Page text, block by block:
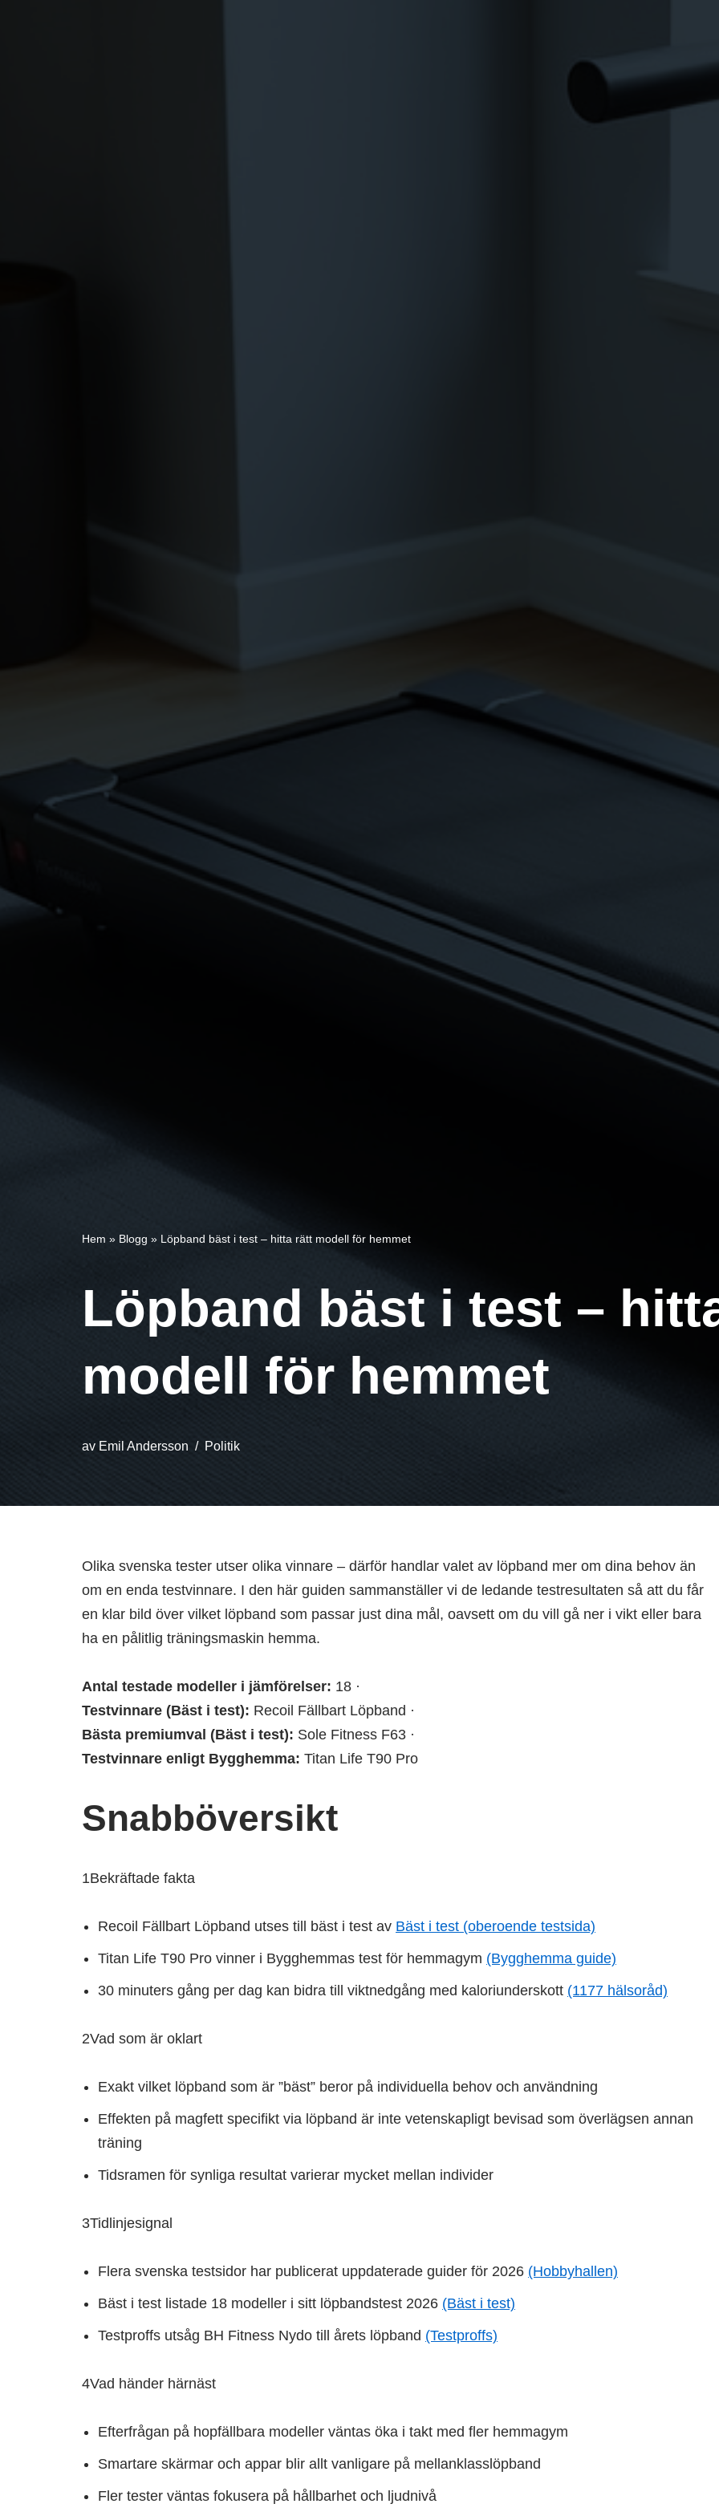
Hem » Blogg » Löpband bäst i test – hitta rätt modell för hemmet
Löpband bäst i test –
modell för hemmet
av Emil Andersson Politik
Olika svenska tester utser olika vinnare – därför handlar valet av löpband mer om dina behov än
om en enda testvinnare. I den här guiden sammanställer vi de ledande testresultaten så att du får
en klar bild över vilket löpband som passar just dina mål, oavsett om du vill gå ner i vikt eller bara
ha en pålitlig träningsmaskin hemma.
Antal testade modeller i jämförelser: 18 ·
Testvinnare (Bäst i test): Recoil Fällbart Löpband ·
Bästa premiumval (Bäst i test): Sole Fitness F63 ·
Testvinnare enligt Bygghemma: Titan Life T90 Pro
Snabböversikt
1Bekräftade fakta
Recoil Fällbart Löpband utses till bäst i test av Bäst i test (oberoende testsida)
Titan Life T90 Pro vinner i Bygghemmas test för hemmagym (Bygghemma guide)
30 minuters gång per dag kan bidra till viktnedgång med kaloriunderskott (1177 hälsoråd)
2Vad som är oklart
Exakt vilket löpband som är ”bäst” beror på individuella behov och användning
Effekten på magfett specifikt via löpband är inte vetenskapligt bevisad som överlägsen annan
träning
Tidsramen för synliga resultat varierar mycket mellan individer
3Tidlinjesignal
Flera svenska testsidor har publicerat uppdaterade guider för 2026 (Hobbyhallen)
Bäst i test listade 18 modeller i sitt löpbandstest 2026 (Bäst i test)
Testproffs utsåg BH Fitness Nydo till årets löpband (Testproffs)
4Vad händer härnäst
Efterfrågan på hopfällbara modeller väntas öka i takt med fler hemmagym
Smartare skärmar och appar blir allt vanligare på mellanklasslöpband
Fler tester väntas fokusera på hållbarhet och ljudnivå